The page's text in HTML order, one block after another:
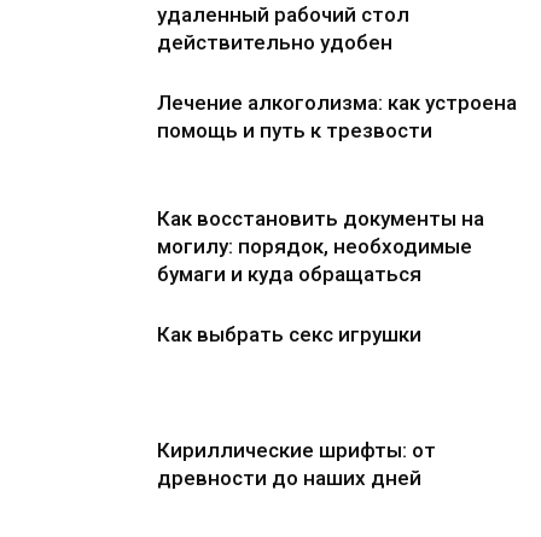
удаленный рабочий стол
действительно удобен
Лечение алкоголизма: как устроена
помощь и путь к трезвости
Как восстановить документы на
могилу: порядок, необходимые
бумаги и куда обращаться
Как выбрать секс игрушки
Кириллические шрифты: от
древности до наших дней